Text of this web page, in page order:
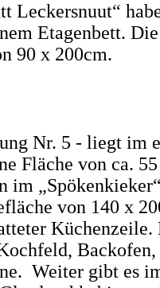
Leckersnuut“
Etagenbett.
90 x 200cm.
Nr. 5 - liegt im
Fläche von ca.
im
von 140 x
Küchenzeile.
Weiter gibt es